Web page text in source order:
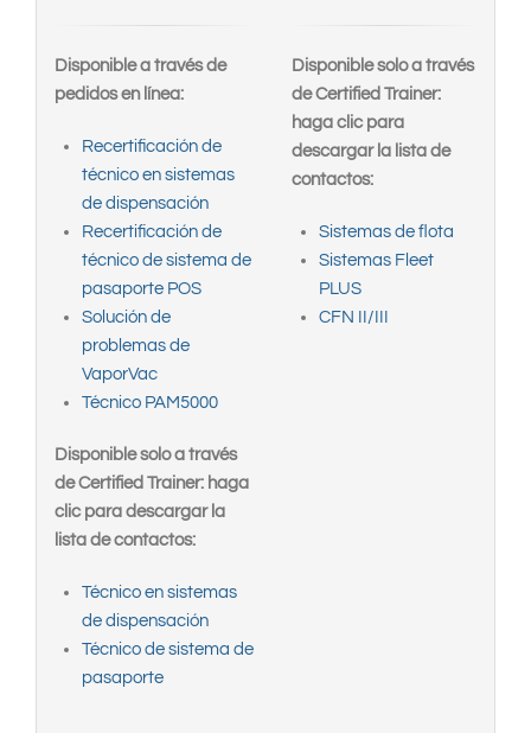
Disponible a través de
pedidos en línea:
Recertificación de
técnico en sistemas
de dispensación
Recertificación de
técnico de sistema de
pasaporte POS
Solución de
problemas de
VaporVac
Técnico PAM5000
Disponible solo a través
de Certified Trainer: haga
clic para descargar la
lista de contactos:
Técnico en sistemas
de dispensación
Técnico de sistema de
pasaporte
Disponible solo a través
de Certified Trainer:
haga clic para
descargar la lista de
contactos:
Sistemas de flota
Sistemas Fleet
PLUS
CFN II/III